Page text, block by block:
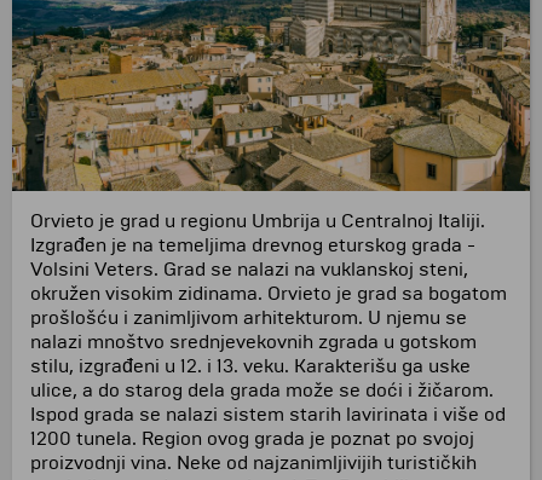
Orvieto je grad u regionu Umbrija u Centralnoj Italiji.
Izgrađen je na temeljima drevnog eturskog grada -
Volsini Veters. Grad se nalazi na vuklanskoj steni,
okružen visokim zidinama. Orvieto je grad sa bogatom
prošlošću i zanimljivom arhitekturom. U njemu se
nalazi mnoštvo srednjevekovnih zgrada u gotskom
stilu, izgrađeni u 12. i 13. veku. Karakterišu ga uske
ulice, a do starog dela grada može se doći i žičarom.
Ispod grada se nalazi sistem starih lavirinata i više od
1200 tunela. Region ovog grada je poznat po svojoj
proizvodnji vina. Neke od najzanimljivijih turističkih